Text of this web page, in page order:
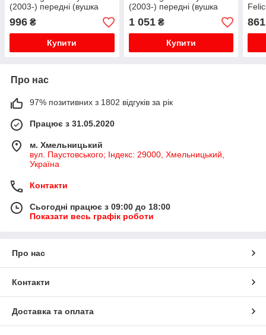
(2003-) передні (вушка
вниз) HART
996 ₴
Купити
(2003-) передні (вушка
вниз) SAMKO
1 051₴
Купити
861
Про нас
97% позитивних з 1802 відгуків за рік
Працює з 31.05.2020
м. Хмельницький
вул. Паустовського; Індекс: 29000, Хмельницький,
Україна
Контакти
Сьогодні працює з 09:00 до 18:00
Показати весь графік роботи
Про нас
Контакти
Доставка та оплата